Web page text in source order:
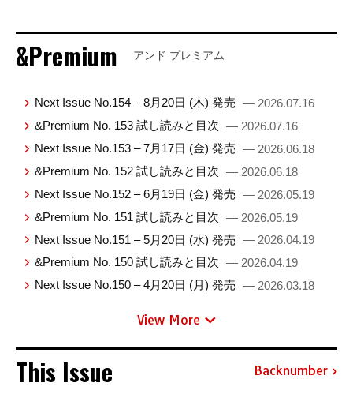
&Premium アンド プレミアム
Next Issue No.154 – 8月20日 (木) 発売 — 2026.07.16
&Premium No. 153 試し読みと目次 — 2026.07.16
Next Issue No.153 – 7月17日 (金) 発売 — 2026.06.18
&Premium No. 152 試し読みと目次 — 2026.06.18
Next Issue No.152 – 6月19日 (金) 発売 — 2026.05.19
&Premium No. 151 試し読みと目次 — 2026.05.19
Next Issue No.151 – 5月20日 (水) 発売 — 2026.04.19
&Premium No. 150 試し読みと目次 — 2026.04.19
Next Issue No.150 – 4月20日 (月) 発売 — 2026.03.18
View More
This Issue Backnumber